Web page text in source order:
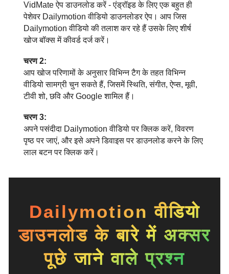
VidMate ऐप डाउनलोड करें - एंड्रॉइड के लिए एक बहुत ही
पेशेवर Dailymotion वीडियो डाउनलोडर ऐप। आप जिस
Dailymotion वीडियो की तलाश कर रहे हैं उसके लिए शीर्ष
खोज बॉक्स में कीवर्ड दर्ज करें।
चरण 2:
आप खोज परिणामों के अनुसार विभिन्न टैग के तहत विभिन्न
वीडियो सामग्री चुन सकते हैं, जिसमें स्थिति, संगीत, ऐप्स, मूवी,
टीवी शो, छवि और Google शामिल हैं।
चरण 3:
अपने पसंदीदा Dailymotion वीडियो पर क्लिक करें, विवरण
पृष्ठ पर जाएं, और इसे अपने डिवाइस पर डाउनलोड करने के लिए
लाल बटन पर क्लिक करें।
Dailymotion वीडियो
डाउनलोड के बारे में अक्सर
पूछे जाने वाले प्रश्न